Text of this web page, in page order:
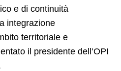
e di continuità
integrazione
territoriale e
il presidente dell’OPI